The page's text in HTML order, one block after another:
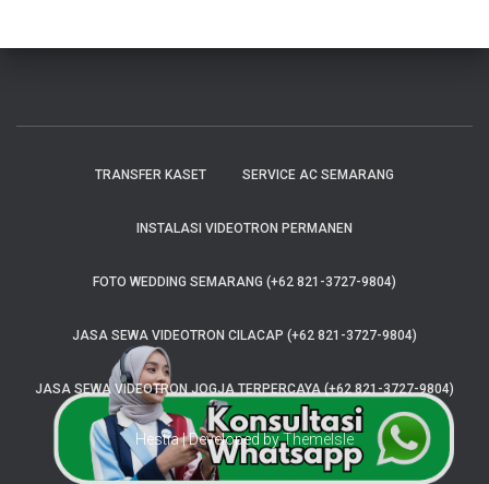
TRANSFER KASET SERVICE AC SEMARANG
INSTALASI VIDEOTRON PERMANEN
FOTO WEDDING SEMARANG (+62 821-3727-9804)
JASA SEWA VIDEOTRON CILACAP (+62 821-3727-9804)
JASA SEWA VIDEOTRON JOGJA TERPERCAYA (+62 821-3727-9804)
Hestia | Developed byThemeIsle